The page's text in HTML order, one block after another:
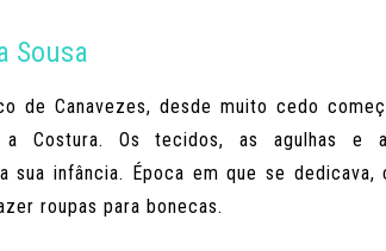
Sousa
de Canavezes, desde muito cedo
Costura. Os tecidos, as agulhas e
sua infância. Época em que se dedicava,
roupas para bonecas.